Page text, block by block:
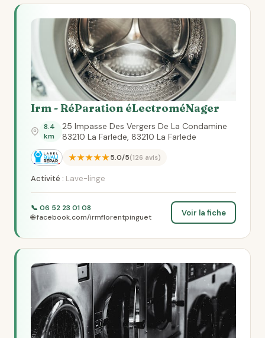
Irm - RéParation éLectroméNager
8.4
km
25 Impasse Des Vergers De La Condamine
83210 La Farlede, 83210 La Farlede
★★★★★5.0/5(126 avis)
Activité : Lave-linge
📞 06 52 23 01 08
🌐 facebook.com/irmflorentpinguet
Voir la fiche